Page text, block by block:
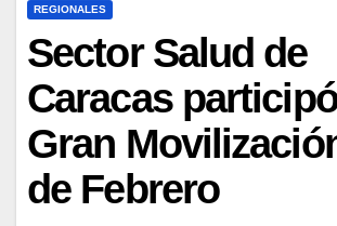
REGIONALES
Sector Salud de
Caracas
Gran
de Febrero